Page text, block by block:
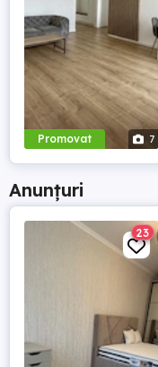
Promovat 7
Anunțuri
23